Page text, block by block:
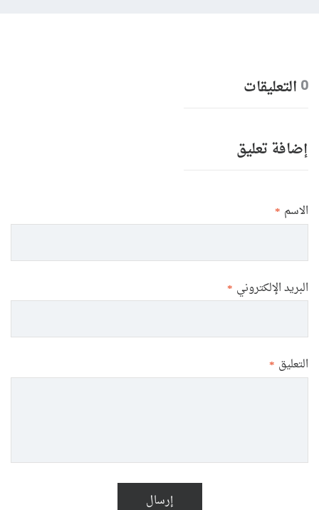
0 التعليقات
إضافة تعليق
الاسم *
البريد الإلكتروني *
التعليق *
إرسال